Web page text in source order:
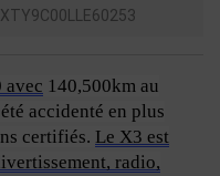
140,500km au
accidenté en plus
certifiés. Le X3 est
radio,